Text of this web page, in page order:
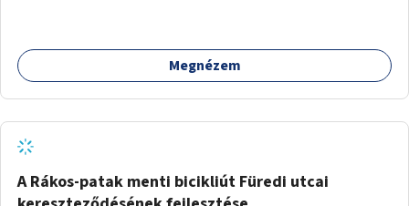
Megnézem
A Rákos-patak menti bicikliút Füredi utcai